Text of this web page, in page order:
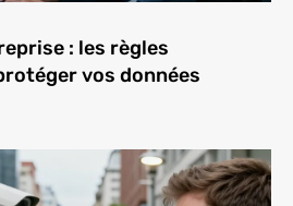
: les règles
vos données